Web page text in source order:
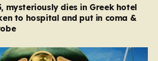
mysteriously dies in Greek hotel
to hospital and put in coma &